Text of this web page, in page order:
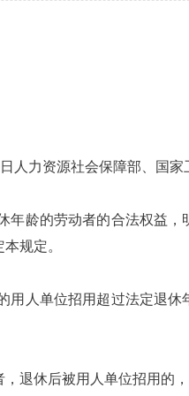
日人力资源社会保障部、国
年龄的劳动者的合法权益
规定。
用人单位招用超过法定退
退休后被用人单位招用的